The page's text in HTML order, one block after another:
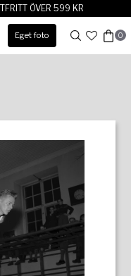
ÖVER 599 KR
Eget foto 0